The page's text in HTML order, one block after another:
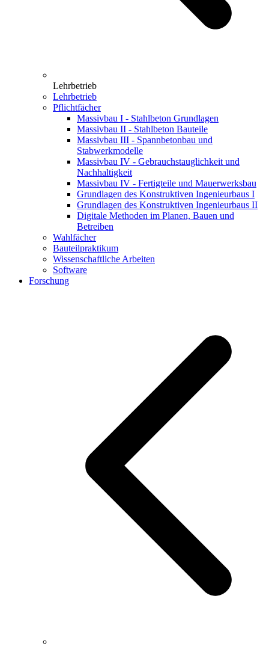
Lehrbetrieb
Lehrbetrieb
Pflichtfächer
Massivbau I - Stahlbeton Grundlagen
Massivbau II - Stahlbeton Bauteile
Massivbau III - Spannbetonbau und
Stabwerkmodelle
Massivbau IV - Gebrauchstauglichkeit und
Nachhaltigkeit
Massivbau IV - Fertigteile und Mauerwerksbau
Grundlagen des Konstruktiven Ingenieurbaus I
Grundlagen des Konstruktiven Ingenieurbaus II
Digitale Methoden im Planen, Bauen und
Betreiben
Wahlfächer
Bauteilpraktikum
Wissenschaftliche Arbeiten
Software
Forschung